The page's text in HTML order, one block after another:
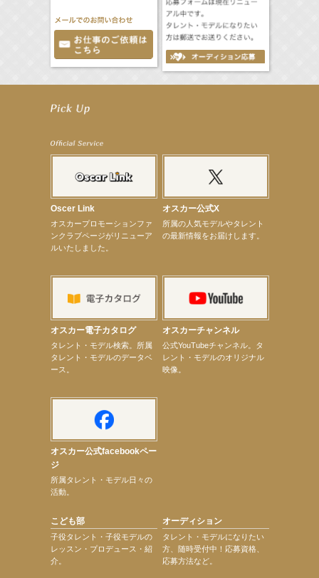
【笛木優子】8月13日（木）ドラマ『大空港〜GATE24〜』ゲスト出演決定！
【elfin’】7thシングル『全世界』がFMたいはくでO.A.決定♪
【elfin’】7thシングル『全世界』がFM-UUでO.A.決定♪
【elfin’】7thシングル『全世界』がFM TANABEでO.A.決定♪
【昆虫ハンター牧田習】8月13日（木）プライムツリー赤池「ふれあい昆虫フェスティバル」トーク
ショーゲスト出演！
【井頭愛海】『小さなお葬式』TV-CM出演！
【定本楓馬】WEB DIGVII 連載企画『東京23時』に登場！
【上戸彩】サントリー「−196」新CM出演！
【elfin’】【小倉舞子】8月9日（日）「MxM’s produce event vol.14」に出演決定！
【elfin’】【辻美優】8月28日（金）「辻美優(elfin’)グレイテスト・ショー」に出演決定！
【elfin’】9月27日（日）「Beauty Voice Theater Reboot Vol.3」開催決定！
Oscer Link
オスカープロモーションファ
ンクラブページがリニューア
ルいたしました。
オスカー公式X
所属の人気モデルやタレント
の最新情報をお届けします。
オスカー電子カタログ
タレント・モデル検索。所属
タレント・モデルのデータベ
ース。
オスカーチャンネル
公式YouTubeチャンネル。タ
レント・モデルのオリジナル
映像。
オスカー公式facebookペー
ジ
所属タレント・モデル日々の
活動。
こども部
子役タレント・子役モデルの
レッスン・プロデュース・紹
介。
オーディション
タレント・モデルになりたい
方、随時受付中！応募資格、
応募方法など。